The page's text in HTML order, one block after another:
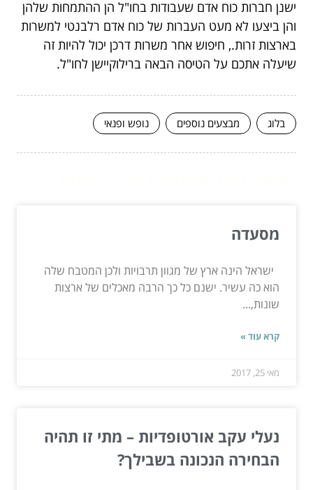
ישנן חברות כוח אדם שעבודות בחו"ל הן ההתמחות שלהן
והן ביצעו לא מעט העברות של כוח אדם רלבנטי למשרות
בארצות זרות., חיפוש אחר משרות דרכן יכול להיות זה
שיעלה אתכם על הטיסה הבאה ברילוקיישן לחו"ל.
בלוג מבצעים נוספים נופש ופנאי
מסעדה
ישראל הינה ארץ של מגוון תרבויות ולכן המטבח שלה
הוא כה עשיר. ישנם כל כך הרבה מאכלים של ארצות
שונות,...
קרא עוד »
מאי 25, 2017
נעלי עקב אורטופדיות – מתי זו תהיה
הבחירה הנכונה בשבילך?